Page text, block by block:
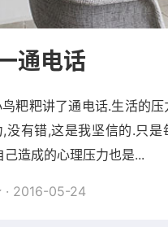
通电话
粑粑讲了通电话.生活的
没有错,这是我坚信的.只是
己造成的心理压力也是...
· 2016-05-24